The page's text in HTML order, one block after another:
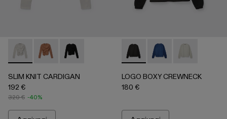
SLIM KNIT CARDIGAN - AU00085-002 - Grey
SLIM KNIT CARDIGAN - AU00085-003
SLIM KNIT CARDIGAN - AU00085-001
SLIM KNIT CARDIGAN
192 €
320 € -40%
LOGO BOXY CREWNECK -
LOGO BOXYLOGO BOXY
LOGO BOXY CREWNECK
180 €